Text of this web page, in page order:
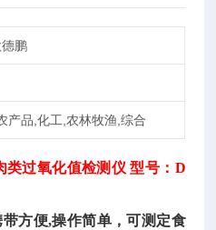
鹏
产品,化工,农林牧渔,综合
类过氧化值检测仪 型号：D
带方便,操作简单，可测定食